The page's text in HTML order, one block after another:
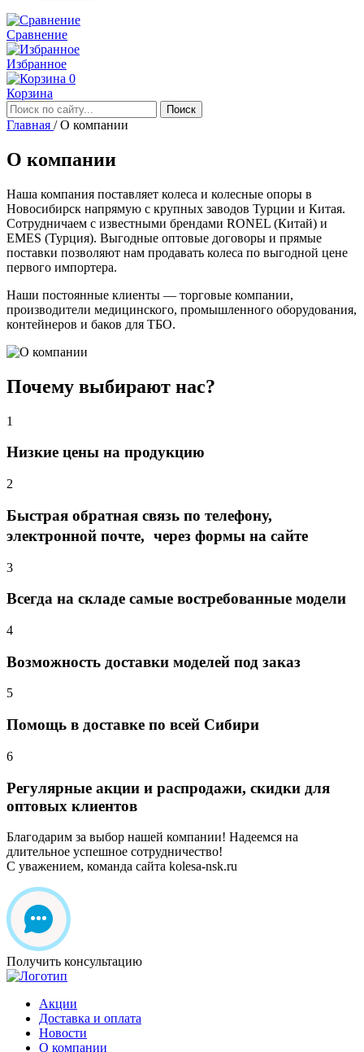
Сравнение
Избранное
0
Корзина
Главная / О компании
О компании
Наша компания поставляет колеса и колесные опоры в
Новосибирск напрямую с крупных заводов Турции и Китая.
Сотрудничаем с известными брендами RONEL (Китай) и
EMES (Турция). Выгодные оптовые договоры и прямые
поставки позволяют нам продавать колеса по выгодной цене
первого импортера.
Наши постоянные клиенты — торговые компании,
производители медицинского, промышленного оборудования,
контейнеров и баков для ТБО.
Почему выбирают нас?
1
Низкие цены на продукцию
2
Быстрая обратная связь по телефону,
электронной почте, через формы на сайте
3
Всегда на складе самые востребованные модели
4
Возможность доставки моделей под заказ
5
Помощь в доставке по всей Сибири
6
Регулярные акции и распродажи, скидки для
оптовых клиентов
Благодарим за выбор нашей компании! Надеемся на
длительное успешное сотрудничество!
С уважением, команда сайта kolesa-nsk.ru
Получить консультацию
Акции
Доставка и оплата
Новости
О компании